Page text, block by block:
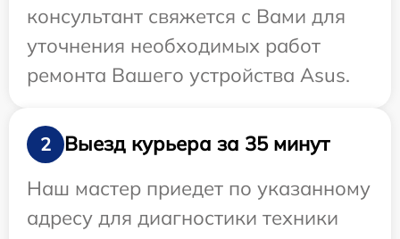
консультант свяжется с Вами для
уточнения необходимых работ
ремонта Вашего устройства Asus.
2
Выезд курьера за 35 минут
Наш мастер приедет по указанному
адресу для диагностики техники